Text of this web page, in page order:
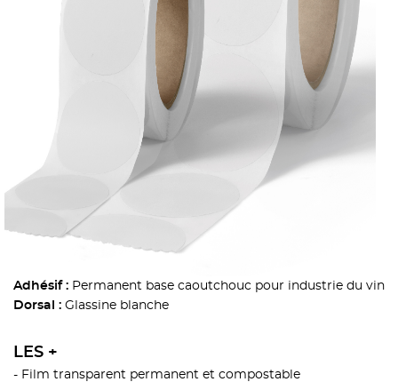
Adhésif : Permanent base caoutchouc pour industrie du vin
Dorsal : Glassine blanche
LES +
- Film transparent permanent et compostable